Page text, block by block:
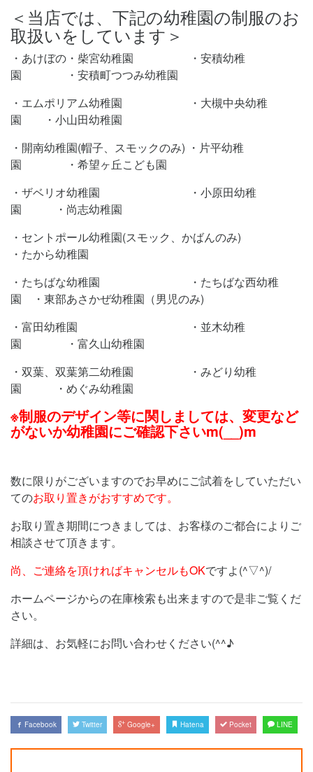
＜当店では、下記の幼稚園の制服のお
取扱いをしています＞
・あけぼの・柴宮幼稚園 ・安積幼稚
園 ・安積町つつみ幼稚園
・エムポリアム幼稚園 ・大槻中央幼稚
園 ・小山田幼稚園
・開南幼稚園(帽子、スモックのみ) ・片平幼稚
園 ・希望ヶ丘こども園
・ザベリオ幼稚園 ・小原田幼稚
園 ・尚志幼稚園
・セントポール幼稚園(スモック、かばんのみ)
・たから幼稚園
・たちばな幼稚園 ・たちばな西幼稚
園 ・東部あさかぜ幼稚園（男児のみ)
・富田幼稚園 ・並木幼稚
園 ・富久山幼稚園
・双葉、双葉第二幼稚園 ・みどり幼稚
園 ・めぐみ幼稚園
※制服のデザイン等に関しましては、変更など
がないか幼稚園にご確認下さいm(__)m
数に限りがございますのでお早めにご試着をしていただい
てのお取り置きがおすすめです。
お取り置き期間につきましては、お客様のご都合によりご
相談させて頂きます。
尚、ご連絡を頂ければキャンセルもOKですよ(^▽^)/
ホームページからの在庫検索も出来ますので是非ご覧くだ
さい。
詳細は、お気軽にお問い合わせください(^^♪
Facebook Twitter Google+ Hatena Pocket LINE